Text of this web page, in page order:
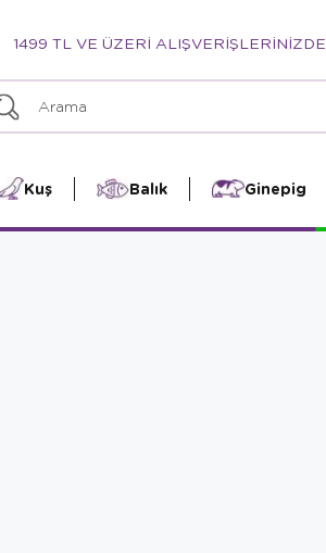
1499 TL VE ÜZERİ ALIŞVERİŞLERİNİZDE
Kuş Balık Ginepig